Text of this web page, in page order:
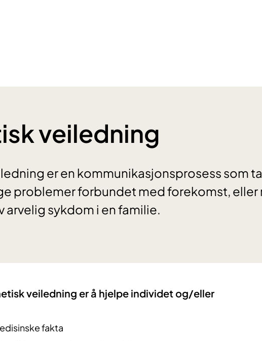
veiledning
er en kommunikasjonsprosess som
problemer forbundet med forekomst, eller
arvelig sykdom i en familie.
veiledning er å hjelpe individet og/eller
fakta